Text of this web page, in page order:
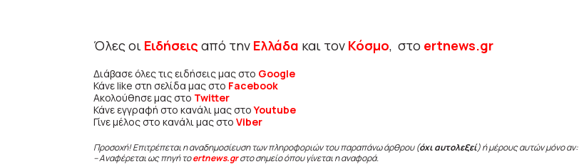
Όλες οι Ειδήσεις από την Ελλάδα και τον Κόσμο, στο ertnews.gr
Διάβασε όλες τις ειδήσεις μας στο Google
Κάνε like στη σελίδα μας στο Facebook
Ακολούθησε μας στο Twitter
Κάνε εγγραφή στο κανάλι μας στοYoutube
Γίνε μέλος στο κανάλι μας στο Viber
Προσοχή! Επιτρέπεται η αναδημοσίευση των πληροφοριών του παραπάνω άρθρου (όχι αυτολεξεί) ή μέρους αυτών μόνο αν:
– Αναφέρεται ως πηγή τοertnews.gr στο σημείο όπου γίνεται η αναφορά.